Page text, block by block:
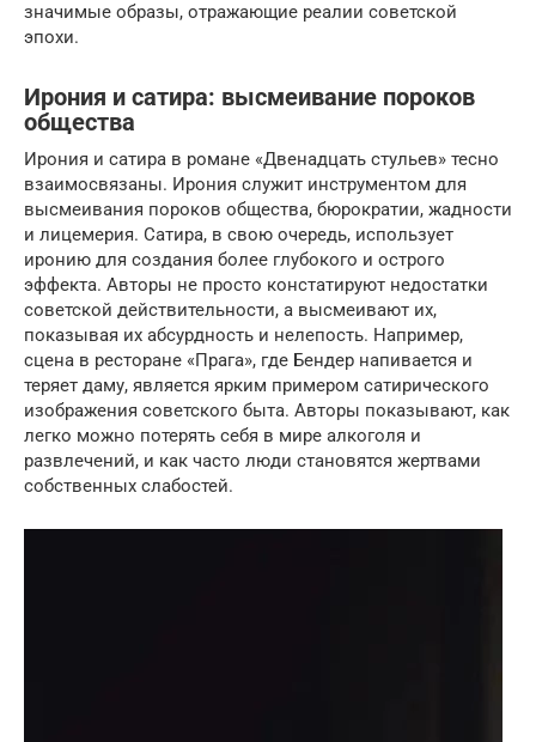
значимые образы, отражающие реалии советской
эпохи.
Ирония и сатира: высмеивание пороков
общества
Ирония и сатира в романе «Двенадцать стульев» тесно
взаимосвязаны. Ирония служит инструментом для
высмеивания пороков общества, бюрократии, жадности
и лицемерия. Сатира, в свою очередь, использует
иронию для создания более глубокого и острого
эффекта. Авторы не просто констатируют недостатки
советской действительности, а высмеивают их,
показывая их абсурдность и нелепость. Например,
сцена в ресторане «Прага», где Бендер напивается и
теряет даму, является ярким примером сатирического
изображения советского быта. Авторы показывают, как
легко можно потерять себя в мире алкоголя и
развлечений, и как часто люди становятся жертвами
собственных слабостей.